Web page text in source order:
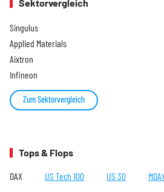
Sektorvergleich
Singulus
Applied Materials
Aixtron
Infineon
Zum Sektorvergleich
Tops & Flops
DAX US Tech 100 US 30